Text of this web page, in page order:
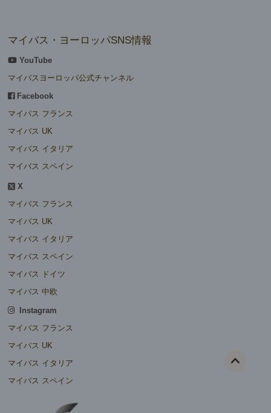
マイバス・ヨーロッパSNS情報
YouTube
マイバスヨーロッパ公式チャンネル
Facebook
マイバス フランス
マイバス UK
マイバス イタリア
マイバス スペイン
X
マイバス フランス
マイバス UK
マイバス イタリア
マイバス スペイン
マイバス ドイツ
マイバス 中欧
Instagram
マイバス フランス
マイバス UK
マイバス イタリア
マイバス スペイン